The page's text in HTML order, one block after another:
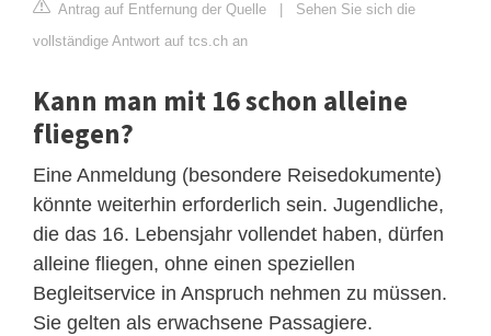
Antrag auf Entfernung der Quelle
Sehen Sie sich die
vollständige Antwort auf tcs.ch an
Kann man mit 16 schon alleine
fliegen?
Eine Anmeldung (besondere Reisedokumente)
könnte weiterhin erforderlich sein. Jugendliche,
die das 16. Lebensjahr vollendet haben, dürfen
alleine fliegen, ohne einen speziellen
Begleitservice in Anspruch nehmen zu müssen.
Sie gelten als erwachsene Passagiere.